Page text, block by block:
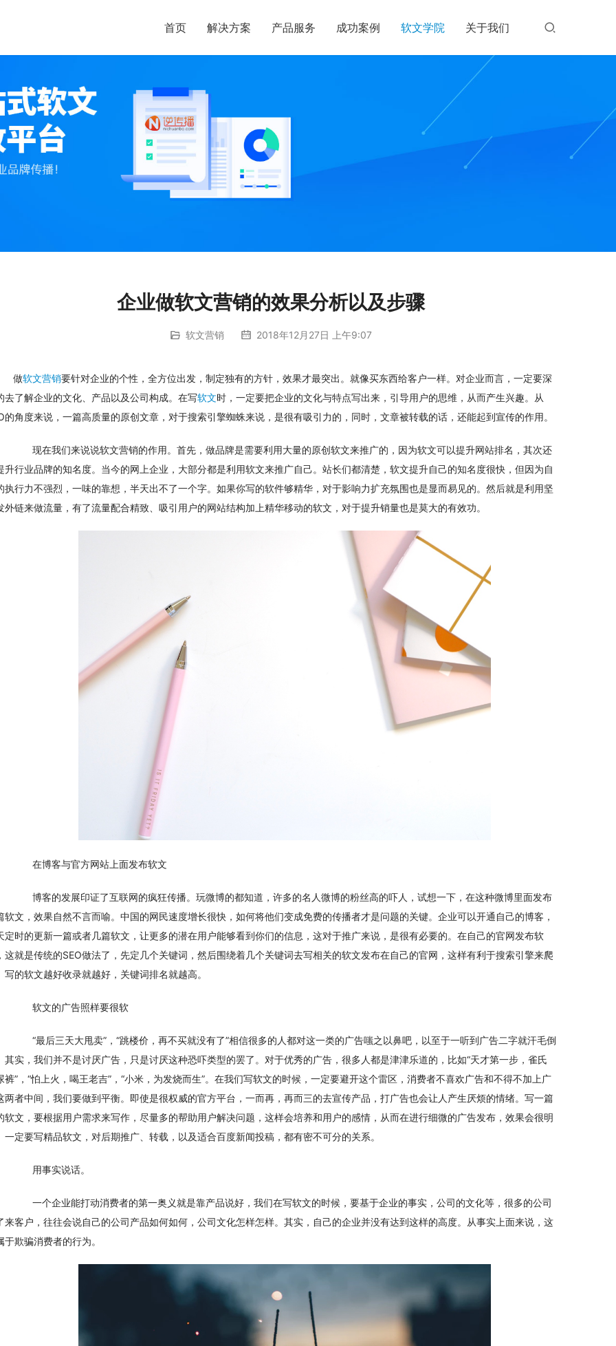
首页 解决方案 产品服务 成功案例 软文学院 关于我们
企业做软文营销的效果分析以及步骤
软文营销 2018年12月27日 上午9:07
做软文营销要针对企业的个性，全方位出发，制定独有的方针，效果才最突出。就像买东西给客户一样。对企业而言，一定要深
去了解企业的文化、产品以及公司构成。在写软文时，一定要把企业的文化与特点写出来，引导用户的思维，从而产生兴趣。从
的角度来说，一篇高质量的原创文章，对于搜索引擎蜘蛛来说，是很有吸引力的，同时，文章被转载的话，还能起到宣传的作用。
现在我们来说说软文营销的作用。首先，做品牌是需要利用大量的原创软文来推广的，因为软文可以提升网站排名，其次还
升行业品牌的知名度。当今的网上企业，大部分都是利用软文来推广自己。站长们都清楚，软文提升自己的知名度很快，但因为自
执行力不强烈，一味的靠想，半天出不了一个字。如果你写的软件够精华，对于影响力扩充氛围也是显而易见的。然后就是利用坚
外链来做流量，有了流量配合精致、吸引用户的网站结构加上精华移动的软文，对于提升销量也是莫大的有效功。
在博客与官方网站上面发布软文
博客的发展印证了互联网的疯狂传播。玩微博的都知道，许多的名人微博的粉丝高的吓人，试想一下，在这种微博里面发布
软文，效果自然不言而喻。中国的网民速度增长很快，如何将他们变成免费的传播者才是问题的关键。企业可以开通自己的博客，
定时的更新一篇或者几篇软文，让更多的潜在用户能够看到你们的信息，这对于推广来说，是很有必要的。在自己的官网发布软
这就是传统的SEO做法了，先定几个关键词，然后围绕着几个关键词去写相关的软文发布在自己的官网，这样有利于搜索引擎来爬
写的软文越好收录就越好，关键词排名就越高。
软文的广告照样要很软
“最后三天大甩卖”，“跳楼价，再不买就没有了”相信很多的人都对这一类的广告嗤之以鼻吧，以至于一听到广告二字就汗毛倒
其实，我们并不是讨厌广告，只是讨厌这种恐吓类型的罢了。对于优秀的广告，很多人都是津津乐道的，比如“天才第一步，雀氏
裤”，“怕上火，喝王老吉”，“小米，为发烧而生”。在我们写软文的时候，一定要避开这个雷区，消费者不喜欢广告和不得不加上广
两者中间，我们要做到平衡。即使是很权威的官方平台，一而再，再而三的去宣传产品，打广告也会让人产生厌烦的情绪。写一篇
软文，要根据用户需求来写作，尽量多的帮助用户解决问题，这样会培养和用户的感情，从而在进行细微的广告发布，效果会很明
一定要写精品软文，对后期推广、转载，以及适合百度新闻投稿，都有密不可分的关系。
用事实说话。
一个企业能打动消费者的第一奥义就是靠产品说好，我们在写软文的时候，要基于企业的事实，公司的文化等，很多的公司
来客户，往往会说自己的公司产品如何如何，公司文化怎样怎样。其实，自己的企业并没有达到这样的高度。从事实上面来说，这
于欺骗消费者的行为。